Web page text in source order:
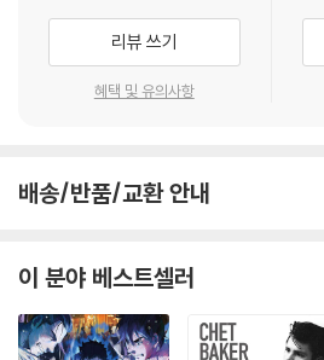
리뷰 쓰기
혜택 및 유의사항
배송/반품/교환 안내
이 분야 베스트셀러